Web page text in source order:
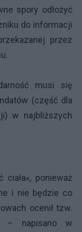
spory odłożyć
do informacji
przez
musi się
(część dla
w najbliższych
ciała«, ponieważ
i nie będzie co
ocenił tzw.
– napisano w